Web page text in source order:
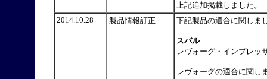
上記追加掲載しました。
2014.10.28
製品情報訂正 下記製品の適合に関し
スバル
レヴォーグ・インプレ
レヴォーグの適合に関し